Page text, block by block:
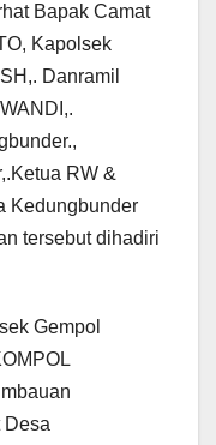
Bapak Camat
Kapolsek
Danramil
RW &
Kedungbunder
tersebut dihadiri
Gempol
Desa